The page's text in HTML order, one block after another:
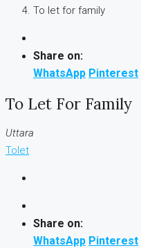
To let for family
Share on:
WhatsApp Pinterest
To Let For Family
Uttara
Tolet
Share on:
WhatsApp Pinterest